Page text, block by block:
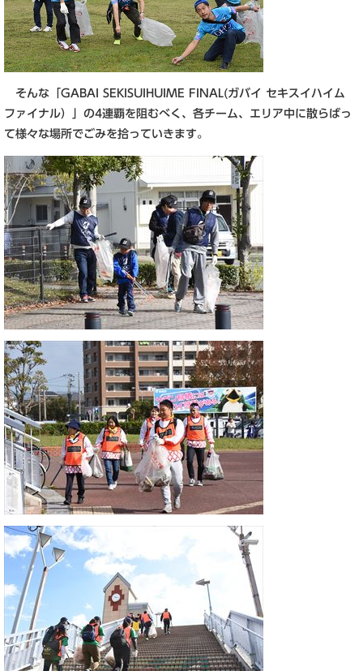
そんな「GABAI SEKISUIHUIME FINAL(ガバイ セキスイハイム
ファイナル）」の4連覇を阻むべく、各チーム、エリア中に散らばっ
て様々な場所でごみを拾っていきます。